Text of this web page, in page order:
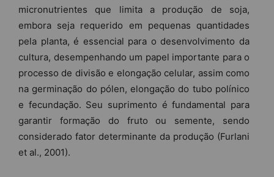
micronutrientes que limita a produção de soja,
embora seja requerido em pequenas quantidades
pela planta, é essencial para o desenvolvimento da
cultura, desempenhando um papel importante para o
processo de divisão e elongação celular, assim como
na germinação do pólen, elongação do tubo polínico
e fecundação. Seu suprimento é fundamental para
garantir formação do fruto ou semente, sendo
considerado fator determinante da produção (Furlani
et al., 2001).